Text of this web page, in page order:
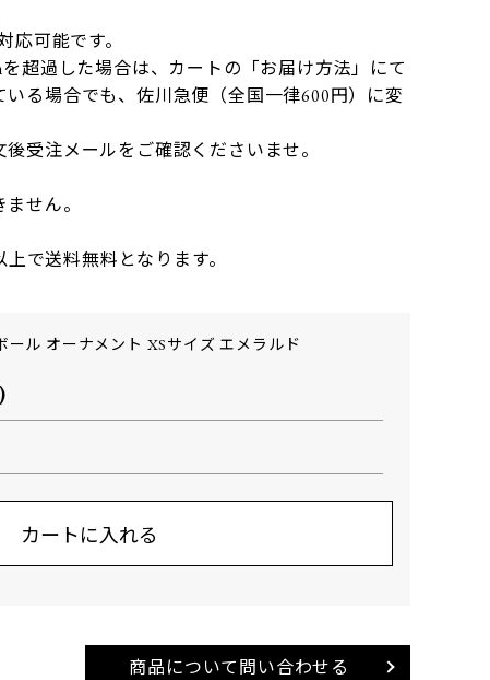
応可能です。
超過した場合は、カートの「お届け方法」にて
る場合でも、佐川急便（全国一律600円）に変
受注メールをご確認くださいませ。
せん。
で送料無料となります。
ル オーナメント XSサイズ エメラルド
商品について問い合わせる